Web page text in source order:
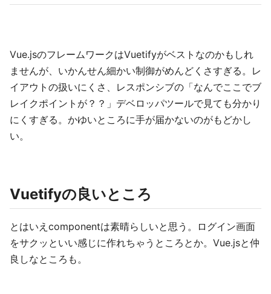
Vue.jsのフレームワークはVuetifyがベストなのかもしれ
ませんが、いかんせん細かい制御がめんどくさすぎる。レ
イアウトの扱いにくさ、レスポンシブの「なんでここでブ
レイクポイントが？？」デベロッパツールで見ても分かり
にくすぎる。かゆいところに手が届かないのがもどかし
い。
Vuetifyの良いところ
とはいえcomponentは素晴らしいと思う。ログイン画面
をサクッといい感じに作れちゃうところとか。Vue.jsと仲
良しなところも。